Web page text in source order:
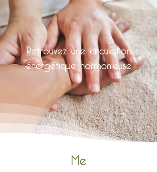
Retrouvez une circulation
énergétique harmonieuse
Me